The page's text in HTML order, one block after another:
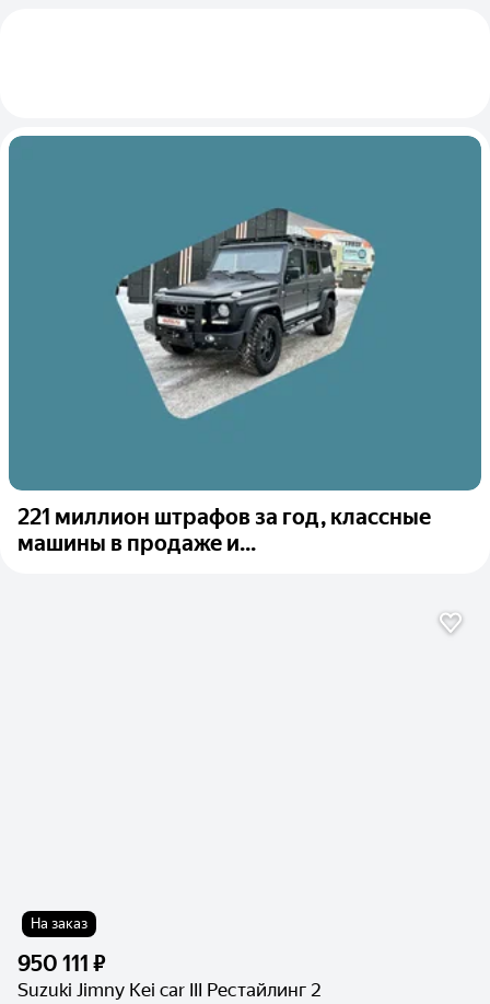
221 миллион штрафов за год, классные
машины в продаже и...
На заказ
950 111 ₽
Suzuki Jimny Kei car III Рестайлинг 2